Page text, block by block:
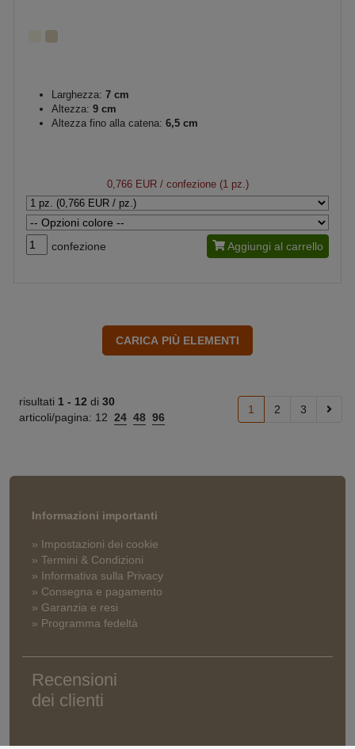
Larghezza: 7 cm
Altezza: 9 cm
Altezza fino alla catena: 6,5 cm
0,766 EUR/ confezione (1 pz.)
confezione Aggiungi al carrello
risultati 1 - 12 di 30
articoli/pagina: 12 24 48 96
1 2 3
Informazioni importanti
» Impostazioni dei cookie
» Termini & Condizioni
» Informativa sulla Privacy
» Consegna e pagamento
» Garanzia e resi
» Programma fedeltà
Recensioni
dei clienti